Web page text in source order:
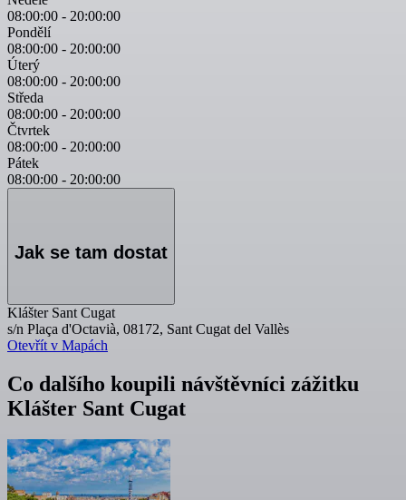
08:00:00 - 20:00:00
Pondělí
08:00:00 - 20:00:00
Úterý
08:00:00 - 20:00:00
Středa
08:00:00 - 20:00:00
Čtvrtek
08:00:00 - 20:00:00
Pátek
08:00:00 - 20:00:00
Jak se tam dostat
Klášter Sant Cugat
s/n Plaça d'Octavià, 08172, Sant Cugat del Vallès
Otevřít v Mapách
Co dalšího koupili návštěvníci zážitku
Klášter Sant Cugat